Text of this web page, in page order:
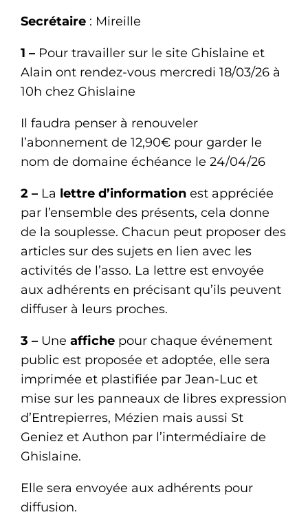
Secrétaire : Mireille
1 – Pour travailler sur le site Ghislaine et
Alain ont rendez-vous mercredi 18/03/26 à
10h chez Ghislaine
Il faudra penser à renouveler
l’abonnement de 12,90€ pour garder le
nom de domaine échéance le 24/04/26
2 – La lettre d’information est appréciée
par l’ensemble des présents, cela donne
de la souplesse. Chacun peut proposer des
articles sur des sujets en lien avec les
activités de l’asso. La lettre est envoyée
aux adhérents en précisant qu’ils peuvent
diffuser à leurs proches.
3 – Une affiche pour chaque événement
public est proposée et adoptée, elle sera
imprimée et plastifiée par Jean-Luc et
mise sur les panneaux de libres expression
d’Entrepierres, Mézien mais aussi St
Geniez et Authon par l’intermédiaire de
Ghislaine.
Elle sera envoyée aux adhérents pour
diffusion.